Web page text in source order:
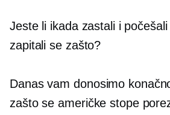
Jeste li ikada zastali i
zapitali se zašto?
Danas vam donosimo
zašto se američke stope